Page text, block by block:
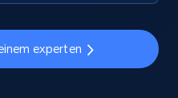
experten